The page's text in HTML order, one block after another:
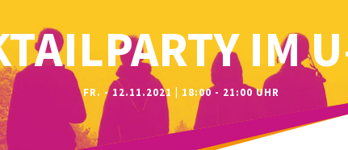
IM
FR. - 12.11.2021 | 18:00 - 21:00 UHR